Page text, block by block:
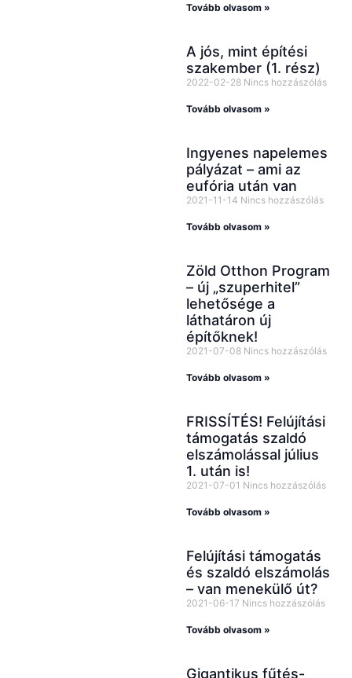
Tovább olvasom »
A jós, mint építési
szakember (1. rész)
2022-02-28 Nincs hozzászólás
Tovább olvasom »
Ingyenes napelemes
pályázat – ami az
eufória után van
2021-11-14 Nincs hozzászólás
Tovább olvasom »
Zöld Otthon Program
– új „szuperhitel”
lehetősége a
láthatáron új
építőknek!
2021-07-08 Nincs hozzászólás
Tovább olvasom »
FRISSÍTÉS! Felújítási
támogatás szaldó
elszámolással július
1. után is!
2021-07-01 Nincs hozzászólás
Tovább olvasom »
Felújítási támogatás
és szaldó elszámolás
– van menekülő út?
2021-06-17 Nincs hozzászólás
Tovább olvasom »
Gigantikus fűtés-